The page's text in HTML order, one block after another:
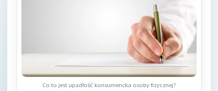
Co to jest upadłość konsumencka osoby fizycznej?